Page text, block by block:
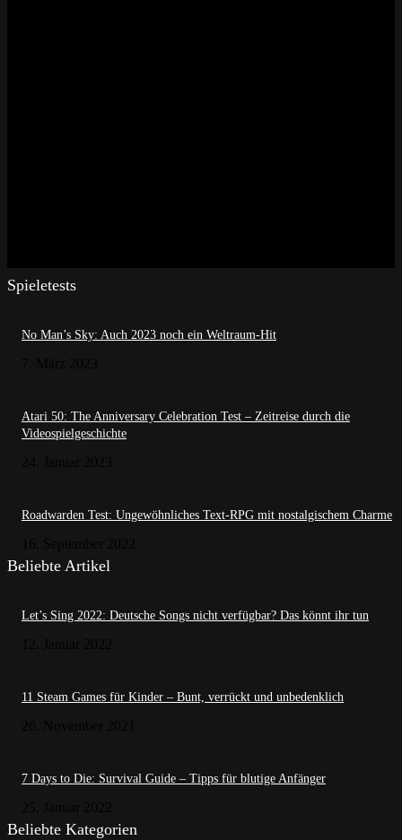
Spieletests
No Man’s Sky: Auch 2023 noch ein Weltraum-Hit
Atari 50: The Anniversary Celebration Test – Zeitreise durch die
Videospielgeschichte
Roadwarden Test: Ungewöhnliches Text-RPG mit nostalgischem Charme
Beliebte Artikel
Let’s Sing 2022: Deutsche Songs nicht verfügbar? Das könnt ihr tun
11 Steam Games für Kinder – Bunt, verrückt und unbedenklich
7 Days to Die: Survival Guide – Tipps für blutige Anfänger
Beliebte Kategorien